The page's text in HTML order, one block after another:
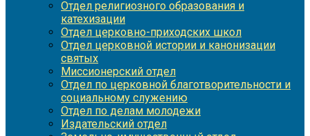
Отдел религиозного образования и
катехизации
Отдел церковно-приходских школ
Отдел церковной истории и канонизации
святых
Миссионерский отдел
Отдел по церковной благотворительности и
социальному служению
Отдел по делам молодежи
Издательский отдел